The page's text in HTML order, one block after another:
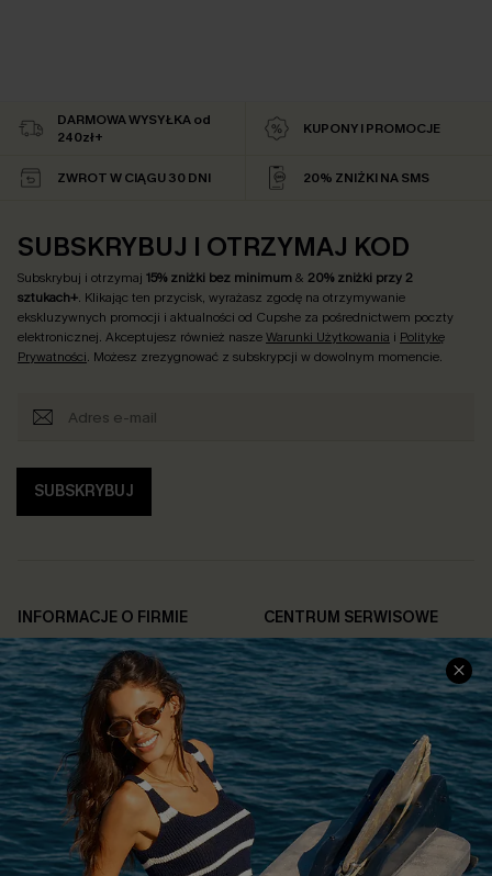
DARMOWA WYSYŁKA od
240zł+
KUPONY I PROMOCJE
ZWROT W CIĄGU 30 DNI 20% ZNIŻKI NA SMS
SUBSKRYBUJ I OTRZYMAJ KOD
Subskrybuj i otrzymaj 15% zniżki bez minimum& 20% zniżki przy 2
sztukach+. Klikając ten przycisk, wyrażasz zgodę na otrzymywanie
ekskluzywnych promocji i aktualności od Cupshe za pośrednictwem poczty
elektronicznej. Akceptujesz również naszeWarunki Użytkowania i Politykę
Prywatności. Możesz zrezygnować z subskrypcji w dowolnym momencie.
SUBSKRYBUJ
INFORMACJE O FIRMIE
O NAS
Opinie Klientów
Polityka Prywatności
Warunki & Zasady
Łańcuch Dostaw Cupshe
20% Zniżki na SMS
CENTRUM SERWISOWE
Informacje o Wysyłce
Jak Śledzić
Polityka Zwrotów
Rozpocznij Zwrot
Informacje o Rozmiarach
FAQS
Kontakt z Nami